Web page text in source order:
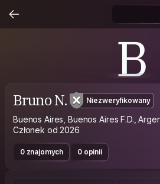
B
Bruno N. Niezweryfikowany
Buenos Aires, Buenos Aires F.D.,
Członek od 2026
0 znajomych 0 opinii